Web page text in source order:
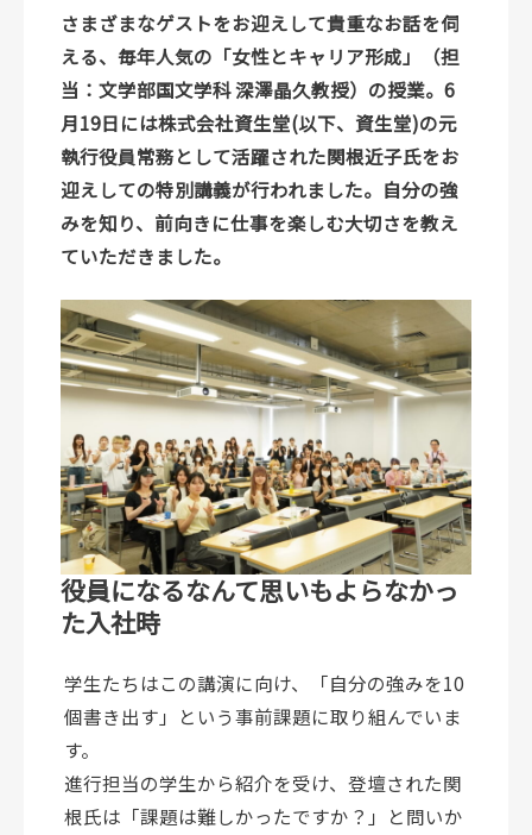
さまざまなゲストをお迎えして貴重なお話を伺
える、毎年人気の「女性とキャリア形成」（担
当：文学部国文学科 深澤晶久教授）の授業。6
月19日には株式会社資生堂(以下、資生堂)の元
執行役員常務として活躍された関根近子氏をお
迎えしての特別講義が行われました。自分の強
みを知り、前向きに仕事を楽しむ大切さを教え
ていただきました。
役員になるなんて思いもよらなかっ
た入社時
学生たちはこの講演に向け、「自分の強みを10
個書き出す」という事前課題に取り組んでいま
す。
進行担当の学生から紹介を受け、登壇された関
根氏は「課題は難しかったですか？」と問いか